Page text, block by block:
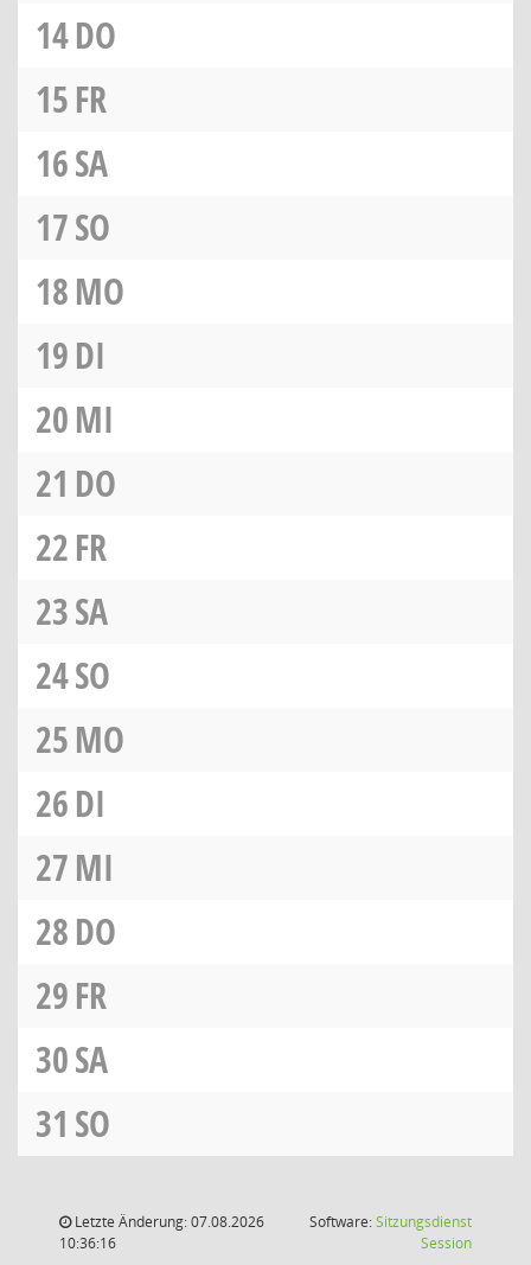
14DO
15FR
16SA
17SO
18MO
19DI
20MI
21 DO
22FR
23SA
24SO
25MO
26DI
27MI
28DO
29FR
30SA
31 SO
Letzte Änderung: 07.08.2026
10:36:16
Software:Sitzungsdienst
Session(Wird in